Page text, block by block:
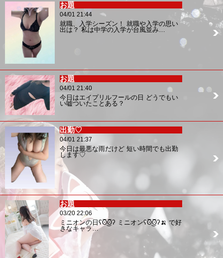
お題
04/01 21:44
就職、入学シーズン！ 就職や入学の思い
出は？ 私は中学の入学が台風並み…
お題
04/01 21:40
今日はエイプリルフールの日 どうでもい
い嘘ついたことある？
出勤♡
04/01 21:37
今日は最悪な雨だけど 短い時間でも出勤
します♡
お題
03/20 22:06
ミニオンの日ʕʘ̅͜ʘ̅ʔ ミニオンʕʘ̅͜ʘ̅ʔ🍌 で好
きなキャラ…